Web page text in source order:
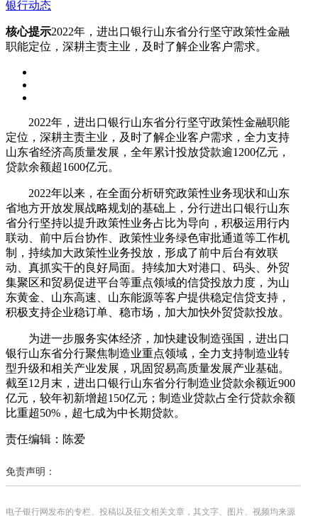
银行动态
核心提示2022年，进出口银行山东省分行坚守政策性金融
职能定位，深耕主责主业，及时了解企业客户需求。
2022年，进出口银行山东省分行坚守政策性金融职能
定位，深耕主责主业，及时了解企业客户需求，全力支持
山东省经济高质量发展，全年累计投放贷款逾1200亿元，
贷款余额超1600亿元。
2022年以来，在全面分析研究政策性业务现状和山东
省地方开放发展战略规划的基础上，分行进出口银行山东
省分行坚持以提升政策性业务占比为导向，积极运用行内
联动、前中后台协作、政策性业务绿色审批通道等工作机
制，持续加大政策性业务投放，形成了前中后台有效联
动、真抓实干的良好局面。持续加大对港口、码头、外贸
集聚区和贸易促进平台等重点领域的信贷投放力度，为山
东黄金、山东高速、山东能源等客户提供稳定信贷支持，
积极支持企业稳订单、稳市场，加大加快外贸贷款投放。
为进一步服务实体经济，加快建设制造强国，进出口
银行山东省分行聚焦制造业重点领域，全力支持制造业转
型升级和相关产业发展，巩固贸易高质量发展产业基础。
截至12月末，进出口银行山东省分行制造业贷款余额近900
亿元，较年初新增超150亿元；制造业贷款占全行贷款余额
比重超50%，超七成为中长期贷款。
责任编辑：陈爱
免责声明：
电子银行网发布的专栏、投稿以及征文相关文章，其文字、图片、视频均来源